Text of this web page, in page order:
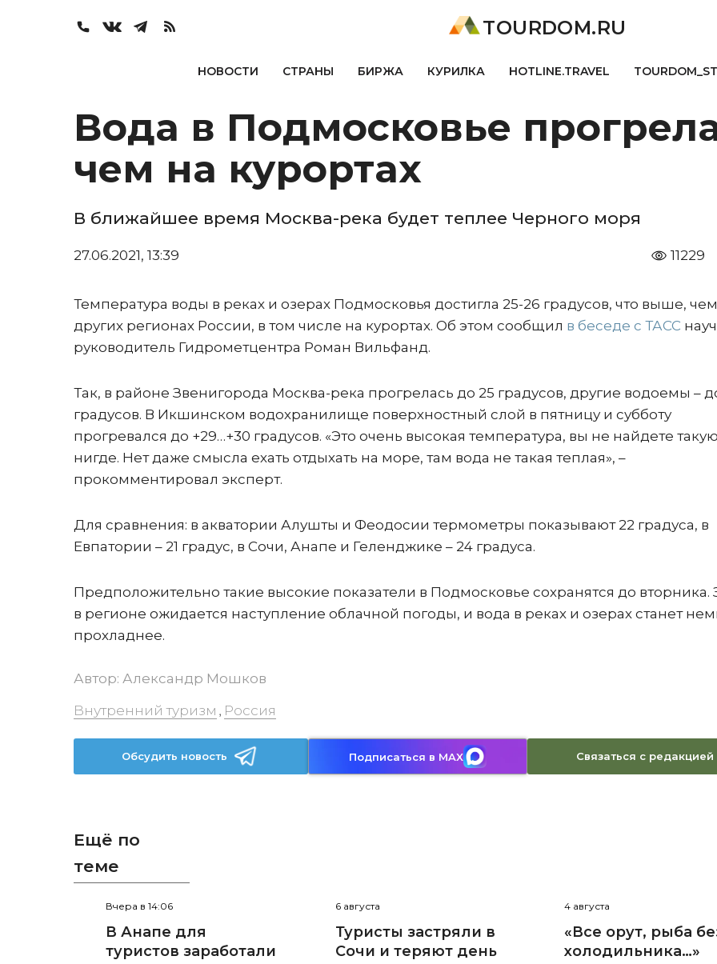
TOURDOM.RU
НОВОСТИ СТРАНЫ БИРЖА КУРИЛКА HOTLINE.TRAVEL
Вода в Подмосковье
чем на курортах
В ближайшее время Москва-река будет теплее Черного моря
27.06.2021, 13:39 11229
Температура воды в реках и озерах Подмосковья достигла 25-26 градусов, что выше,
других регионах России, в том числе на курортах. Об этом сообщил в беседе с ТАСС
руководитель Гидрометцентра Роман Вильфанд.
Так, в районе Звенигорода Москва-река прогрелась до 25 градусов, другие водоемы –
градусов. В Икшинском водохранилище поверхностный слой в пятницу и субботу
прогревался до +29…+30 градусов. «Это очень высокая температура, вы не найдете такую
нигде. Нет даже смысла ехать отдыхать на море, там вода не такая теплая», –
прокомментировал эксперт.
Для сравнения: в акватории Алушты и Феодосии термометры показывают 22 градуса, в
Евпатории – 21 градус, в Сочи, Анапе и Геленджике – 24 градуса.
Предположительно такие высокие показатели в Подмосковье сохранятся до вторника.
в регионе ожидается наступление облачной погоды, и вода в реках и озерах станет
прохладнее.
Автор: Александр Мошков
Внутренний туризм , Россия
Обсудить новость Подписаться в MAX Связаться с редакцией
Ещё по
теме
Вчера в 14:06
В Анапе для
туристов заработали
6 августа
Туристы застряли в
Сочи и теряют день
4 августа
«Все орут, рыба
холодильника…»